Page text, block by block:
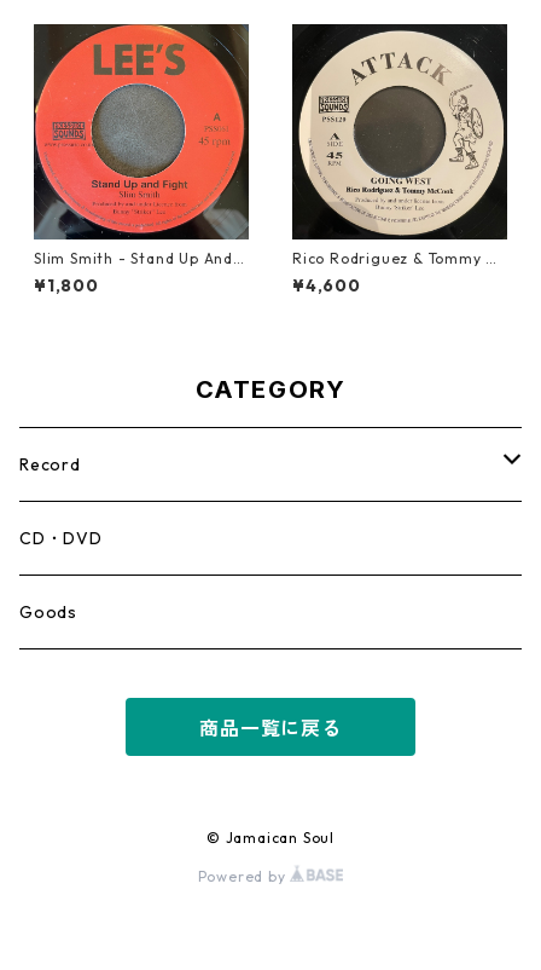
Slim Smith - Stand Up And F
ight 【7-21832】
¥1,800
Rico Rodriguez & Tommy Mc
Cook - Going West【7-2198
3】
¥4,600
CATEGORY
Record
Mento,Calypso,Ballad
Ska
CD・DVD
Goods
商品一覧に戻る
© Jamaican Soul
Powered by